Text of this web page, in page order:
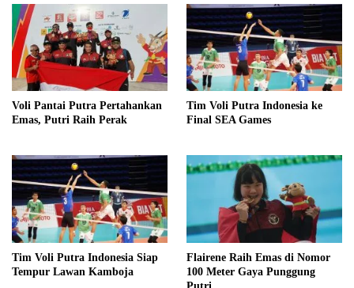
Voli Pantai Putra Pertahankan
Emas, Putri Raih Perak
Tim Voli Putra Indonesia ke
Final SEA Games
Tim Voli Putra Indonesia Siap
Tempur Lawan Kamboja
Flairene Raih Emas di Nomor
100 Meter Gaya Punggung